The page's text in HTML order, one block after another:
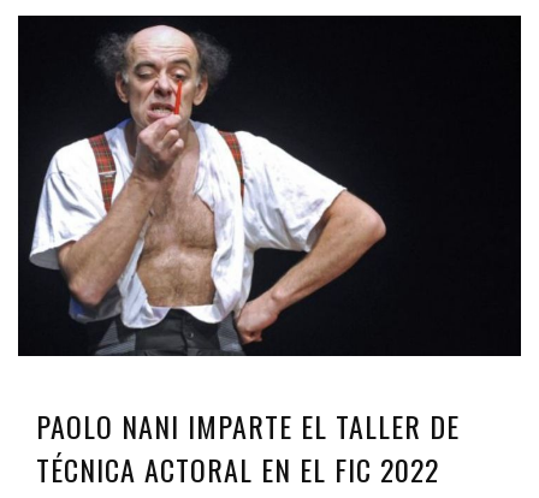
PAOLO NANI IMPARTE EL TALLER DE
TÉCNICA ACTORAL EN EL FIC 2022